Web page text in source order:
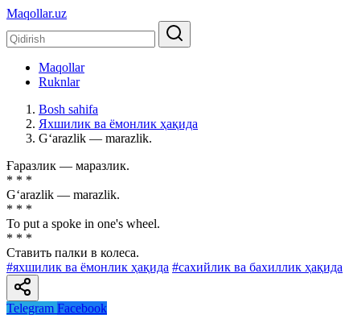
Maqollar.uz
Maqollar
Ruknlar
Bosh sahifa
Яхшилик ва ёмонлик ҳақида
G‘arazlik — marazlik.
Ғаразлик — маразлик.
* * *
G‘arazlik — marazlik.
* * *
To put a spoke in one's wheel.
* * *
Ставить палки в колеса.
#яхшилик ва ёмонлик ҳақида #сахийлик ва бахиллик ҳақида
Telegram Facebook